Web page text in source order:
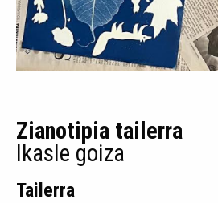
Zianotipia tailerra
Ikasle goiza
Tailerra